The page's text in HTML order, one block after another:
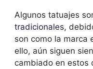
Algunos tatuajes
tradicionales,
son como la marca
ello, aún siguen
cambiado en estos